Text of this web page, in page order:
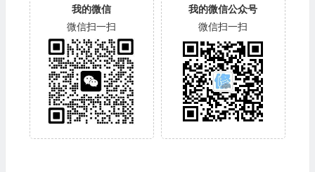
我的微信
微信扫一扫
我的微信公众号
微信扫一扫